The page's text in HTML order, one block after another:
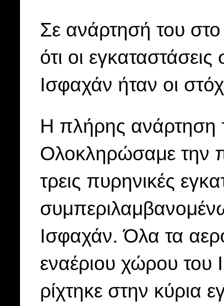
Σε ανάρτησή του
ότι οι
Ισφαχάν ήταν οι
Η πλήρης ανάρτηση
Ολοκληρώσαμε την
τρεις πυρηνικές
Ισφαχάν. Όλα τα
εναέριου χώρου
ρίχτηκε στην κύρια